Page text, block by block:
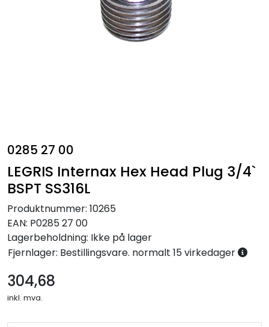
0285 27 00
LEGRIS Internax Hex Head Plug 3/4`
BSPT SS316L
Produktnummer: 10265
EAN: P0285 27 00
Lagerbeholdning: Ikke på lager
Fjernlager: Bestillingsvare. normalt 15 virkedager
304,68
inkl. mva.